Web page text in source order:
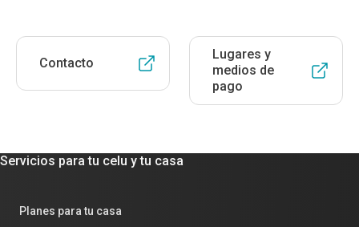
Contacto
Lugares y
medios de
pago
Servicios para tu celu y tu casa
Planes para tu casa